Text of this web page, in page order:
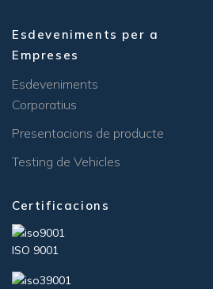
Esdeveniments per a
Empreses
Esdeveniments
Corporatius
Presentacions de producte
Testing de Vehicles
Certificacions
ISO 9001